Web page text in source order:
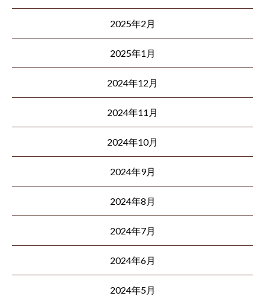
2025年2月
2025年1月
2024年12月
2024年11月
2024年10月
2024年9月
2024年8月
2024年7月
2024年6月
2024年5月